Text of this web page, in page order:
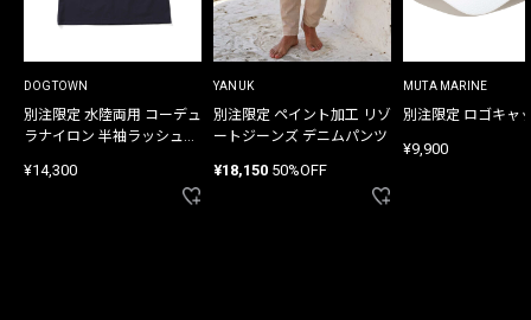
DOGTOWN
別注限定 水陸両用 コーデュ
ラナイロン 半袖ラッシュガ
¥14,300
YANUK
別注限定 ペイント加工 リゾ
ートジーンズ デニムパンツ
¥18,150 50%OFF
MUTA MARINE
別注限定 ロゴキャ
¥9,900